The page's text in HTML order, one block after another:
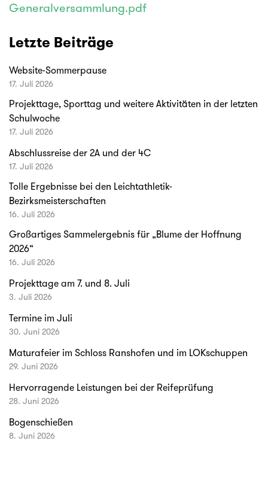
Generalversammlung.pdf
Letzte Beiträge
Website-Sommerpause
17. Juli 2026
Projekttage, Sporttag und weitere Aktivitäten in der letzten
Schulwoche
17. Juli 2026
Abschlussreise der 2A und der 4C
17. Juli 2026
Tolle Ergebnisse bei den Leichtathletik-
Bezirksmeisterschaften
16. Juli 2026
Großartiges Sammelergebnis für „Blume der Hoffnung
2026“
16. Juli 2026
Projekttage am 7. und 8. Juli
3. Juli 2026
Termine im Juli
30. Juni 2026
Maturafeier im Schloss Ranshofen und im LOKschuppen
29. Juni 2026
Hervorragende Leistungen bei der Reifeprüfung
28. Juni 2026
Bogenschießen
8. Juni 2026